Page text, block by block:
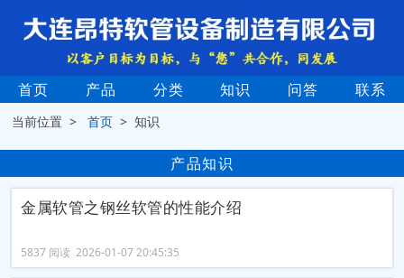
首页 产品 分类 知识 问答 联系
当前位置 >首页 > 知识
产品知识
金属软管之钢丝软管的性能介绍
5837 阅读 2026-01-07 20:45:35